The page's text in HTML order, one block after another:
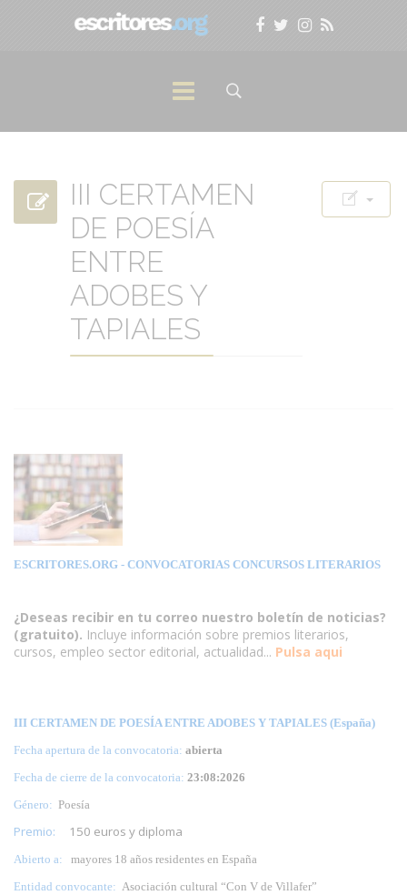
III CERTAMEN
DE POESÍA
ENTRE
ADOBES Y
TAPIALES
ESCRITORES.ORG - CONVOCATORIAS CONCURSOS LITERARIOS
¿Deseas recibir en tu correo nuestro boletín de noticias?
(gratuito). Incluye información sobre premios literarios,
cursos, empleo sector editorial, actualidad... Pulsa aqui
III CERTAMEN DE POESÍA ENTRE ADOBES Y TAPIALES (España)
Fecha apertura de la convocatoria: abierta
Fecha de cierre de la convocatoria: 23:08:2026
Género: Poesía
Premio: 150 euros y diploma
Abierto a:
mayores 18 años residentes en España
Entidad convocante: Asociación cultural “Con V de Villafer”